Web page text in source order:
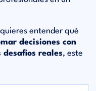
entender qué
decisiones con
reales, este